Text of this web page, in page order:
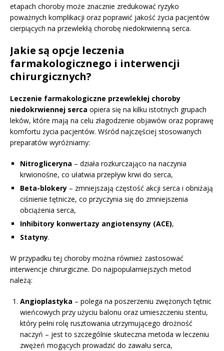
etapach choroby może znacznie zredukować ryzyko
poważnych komplikacji oraz poprawić jakość życia pacjentów
cierpiących na przewlekłą chorobę niedokrwienną serca.
Jakie są opcje leczenia
farmakologicznego i interwencji
chirurgicznych?
Leczenie farmakologiczne przewlekłej choroby
niedokrwiennej serca opiera się na kilku istotnych grupach
leków, które mają na celu złagodzenie objawów oraz poprawę
komfortu życia pacjentów. Wśród najczęściej stosowanych
preparatów wyróżniamy:
Nitrogliceryna – działa rozkurczająco na naczynia
krwionośne, co ułatwia przepływ krwi do serca,
Beta-blokery – zmniejszają częstość akcji serca i obniżają
ciśnienie tętnicze, co przyczynia się do zmniejszenia
obciążenia serca,
Inhibitory konwertazy angiotensyny (ACE),
Statyny.
W przypadku tej choroby można również zastosować
interwencje chirurgiczne. Do najpopularniejszych metod
należą:
Angioplastyka – polega na poszerzeniu zwężonych tętnic
wieńcowych przy użyciu balonu oraz umieszczeniu stentu,
który pełni rolę rusztowania utrzymującego drożność
naczyń – jest to szczególnie skuteczna metoda w leczeniu
zwężeń mogących prowadzić do zawału serca,